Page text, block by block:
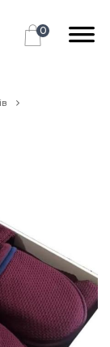
0